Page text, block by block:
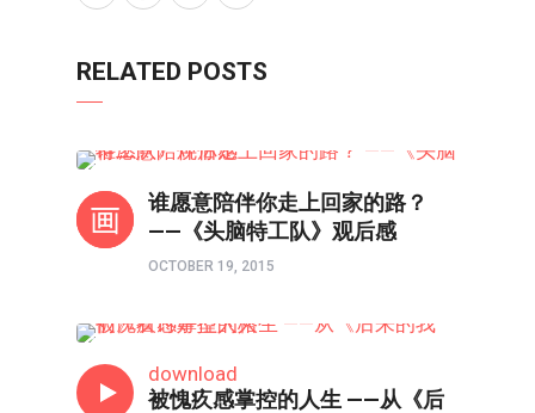
RELATED POSTS
谁愿意陪伴你走上回家的路？
——《头脑特工队》观后感
OCTOBER 19, 2015
download
被愧疚感掌控的人生 ——从《后